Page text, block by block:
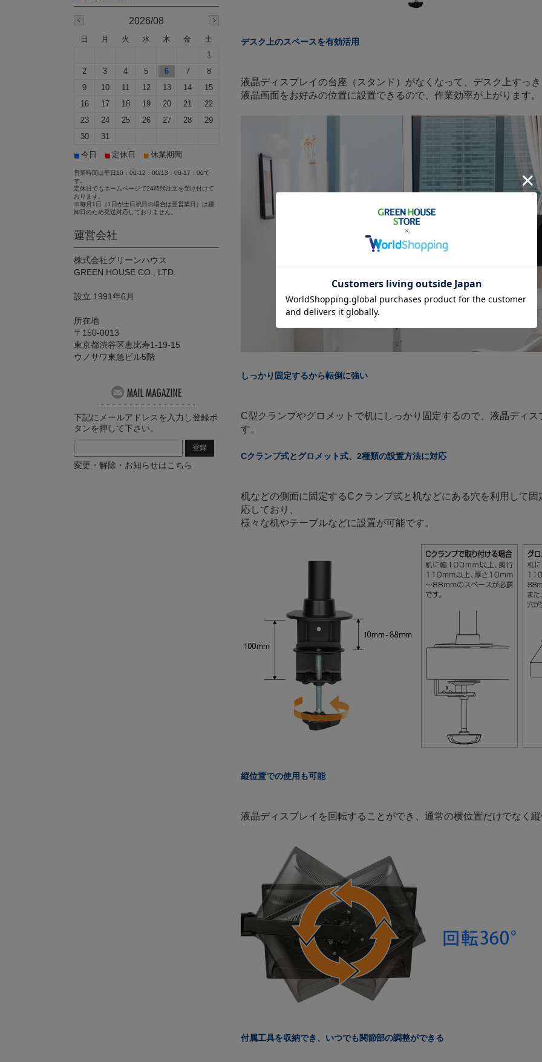
デスク上のスペースを有効活用
液晶ディスプレイの台座（スタンド）がなくなって、デスク上すっ
液晶画面をお好みの位置に設置できるので、作業効率が上がります。
しっかり固定するから転倒に強い
C型クランプやグロメットで机にしっかり固定するので、液晶ディ
す。
Cクランプ式とグロメット式、2種類の設置方法に対応
机などの側面に固定するCクランプ式と机などにある穴を利用して
応しており、
様々な机やテーブルなどに設置が可能です。
縦位置での使用も可能
液晶ディスプレイを回転することができ、通常の横位置だけでなく
付属工具を収納でき、いつでも関節部の調整ができる
2026/08
日 月 火 水 木 金
土
1
2
3 4 5 6 7
8
9
10 11 12 13 14
15
16
17 18 19 20 21
22
23
24 25 26 27 28
29
30
31
■ 今日 ■ 定休日 ■ 休業期間
営業時間は平日10：00-12：00/13：00-17：00で
す。
定休日でもホームページで24時間注文を受け付けて
おります。
※毎月1日（1日が土日祝日の場合は翌営業日）は棚
卸日のため発送対応しておりません。
運営会社
株式会社グリーンハウス
GREEN HOUSE CO., LTD.
設立 1991年6月
所在地
〒150-0013
東京都渋谷区恵比寿1-19-15
ウノサワ東急ビル5階
下記にメールアドレスを入力し登録ボ
タンを押して下さい。
変更・解除・お知らせはこちら